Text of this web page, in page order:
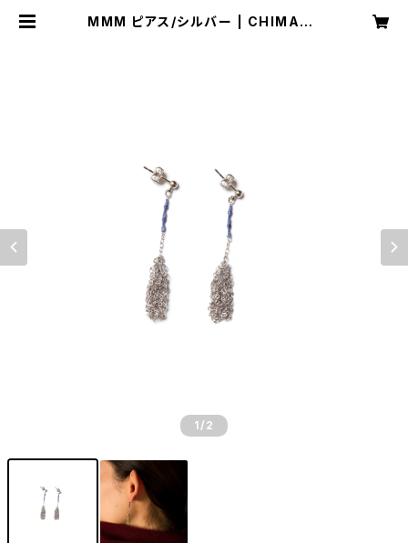
MMM ピアス/シルバー | CHIMASK
1 /2